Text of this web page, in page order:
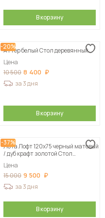
В корзину
-20%
Аттер белый Стол деревянный
Цена
10 500 8 400
за 3 дня
В корзину
-37%
Лота Лофт 120х75 черный матовый
/ дуб крафт золотой Стол
Цена
15 000 9 500
за 3 дня
В корзину